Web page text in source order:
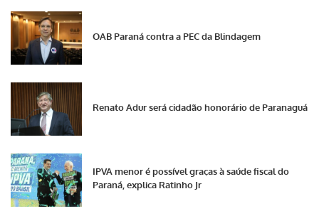
OAB Paraná contra a PEC da Blindagem
Renato Adur será cidadão honorário de Paranaguá
IPVA menor é possível graças à saúde fiscal do
Paraná, explica Ratinho Jr